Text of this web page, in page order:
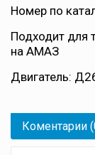
Номер по
Подходит для
на АМАЗ
Двигатель:
Коментарии